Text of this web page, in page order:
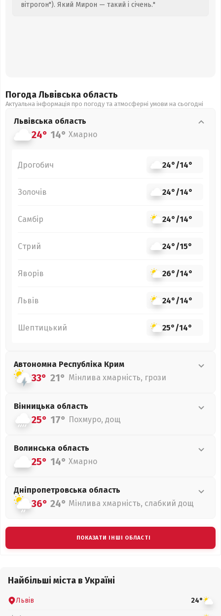
вітрогон"). Який Мирон — такий і січень."
Погода Львівська область
Актуальна інформація про погоду та атмосферні умови на сьогодні
Львівська область
24° 14° Хмарно
Дрогобич 24°/14°
Золочів 24°/14°
Самбір 24°/14°
Стрий 24°/15°
Яворів 26°/14°
Львів 24°/14°
Шептицький 25°/14°
Автономна Республіка Крим
33° 21° Мінлива хмарність, грози
Вінницька область
25° 17° Похмуро, дощ
Волинська область
25° 14° Хмарно
Дніпропетровська область
36° 24° Мінлива хмарність, слабкий дощ
ПОКАЗАТИ ІНШІ ОБЛАСТІ
Найбільші міста в Україні
Львів 24°